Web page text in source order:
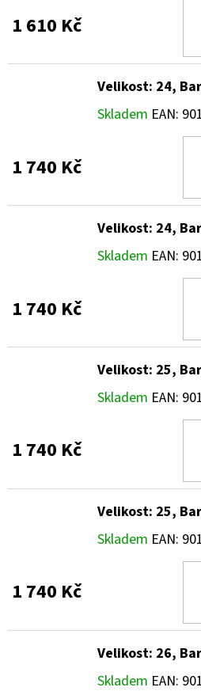
1 610 Kč
Velikost: 24,
Skladem EAN:
1 740 Kč
Velikost: 24,
Skladem EAN:
1 740 Kč
Velikost: 25,
Skladem EAN:
1 740 Kč
Velikost: 25,
Skladem EAN:
1 740 Kč
Velikost: 26,
Skladem EAN: